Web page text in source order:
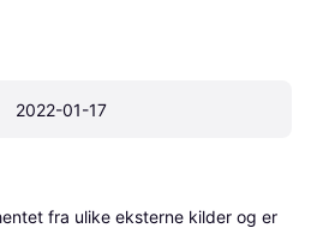
2022-01-17
fra ulike eksterne kilder og er